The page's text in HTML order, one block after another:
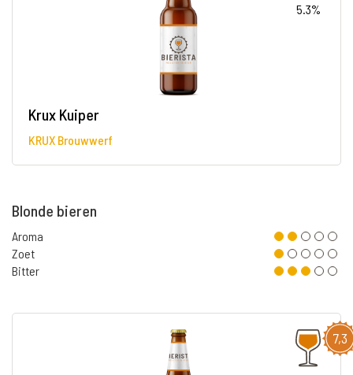
5.3%
Krux Kuiper
KRUX Brouwwerf
Blonde bieren
Aroma
Zoet
Bitter
7,3